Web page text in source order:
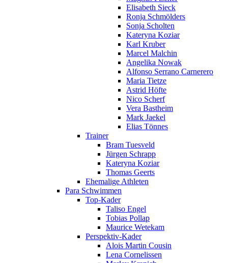
Elisabeth Sieck
Ronja Schmölders
Sonja Scholten
Kateryna Koziar
Karl Kruber
Marcel Malchin
Angelika Nowak
Alfonso Serrano Carnerero
Maria Tietze
Astrid Höfte
Nico Scherf
Vera Bastheim
Mark Jaekel
Elias Tönnes
Trainer
Bram Tuesveld
Jürgen Schrapp
Kateryna Koziar
Thomas Geerts
Ehemalige Athleten
Para Schwimmen
Top-Kader
Taliso Engel
Tobias Pollap
Maurice Wetekam
Perspektiv-Kader
Alois Martin Cousin
Lena Cornelissen